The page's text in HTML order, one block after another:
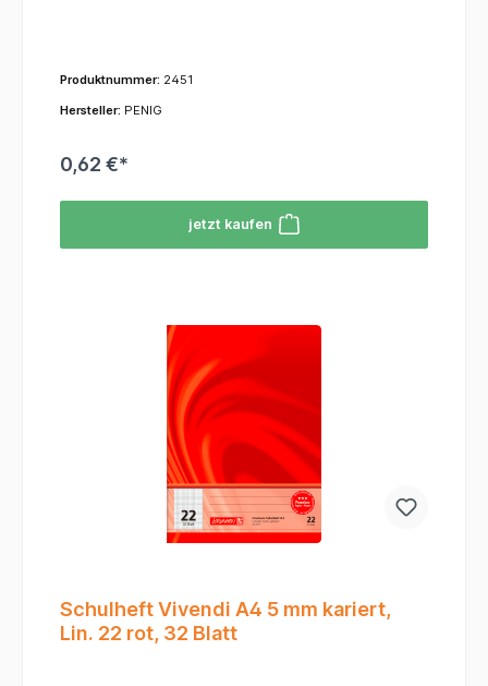
Produktnummer: 2451
Hersteller: PENIG
0,62 €*
jetzt kaufen
Schulheft Vivendi A4 5 mm kariert,
Lin. 22 rot, 32 Blatt